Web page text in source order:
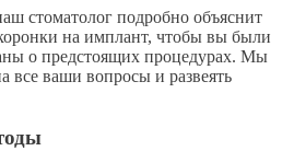
стоматолог подробно объяснит
на имплант, чтобы вы были
о предстоящих процедурах. Мы
все ваши вопросы и развеять